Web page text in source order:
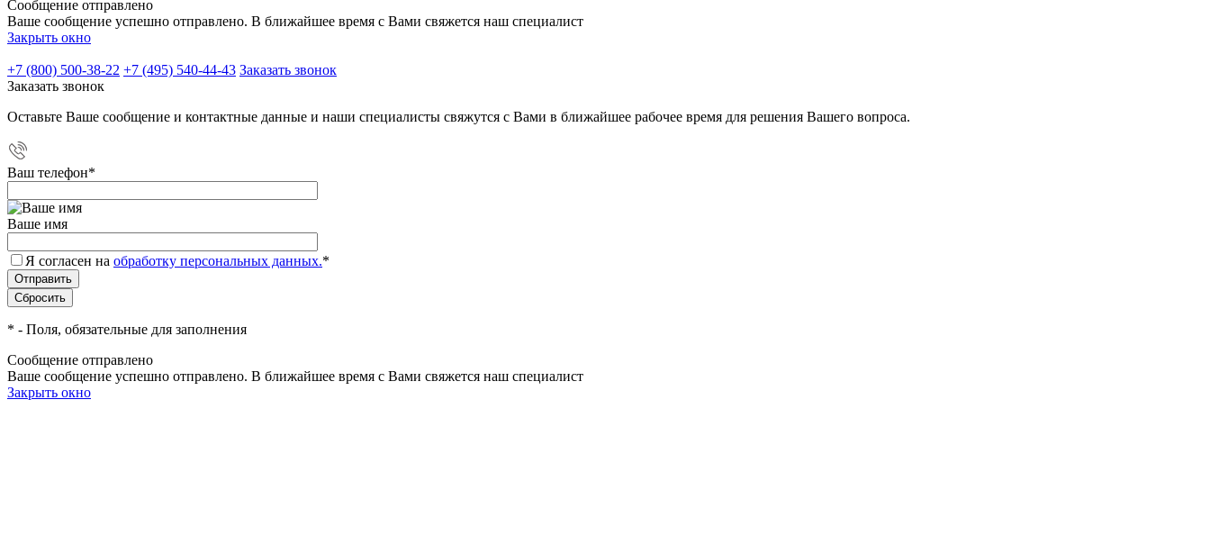
Сообщение отправлено
Ваше сообщение успешно отправлено. В ближайшее время с Вами свяжется наш специалист
Закрыть окно
+7 (800) 500-38-22 +7 (495) 540-44-43 Заказать звонок
Заказать звонок
Оставьте Ваше сообщение и контактные данные и наши специалисты свяжутся с Вами в ближайшее рабочее время для решения Вашего вопроса.
Ваш телефон*
Ваше имя
Я согласен на обработку персональных данных.*
* - Поля, обязательные для заполнения
Сообщение отправлено
Ваше сообщение успешно отправлено. В ближайшее время с Вами свяжется наш специалист
Закрыть окно